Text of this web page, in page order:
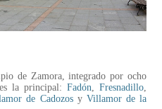
de Zamora, integrado por ocho
la principal: Fadón, Fresnadillo,
de Cadozosy Villamor de la